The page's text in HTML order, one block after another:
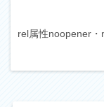
rel属性noopener